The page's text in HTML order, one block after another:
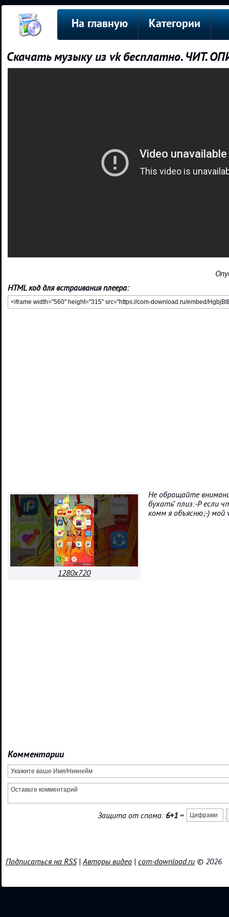
На главную Категории
Скачать музыку из vk бесплатно. ЧИТ.
HTML код для встраивания плеера:
1280x720
Не обращайте
бухать" плиз:-P если
комм я объясню;-) мой
Комментарии
Защита от спама: 6+1 =
Подписаться на RSS|Авторы видео | com-download.ru © 2026